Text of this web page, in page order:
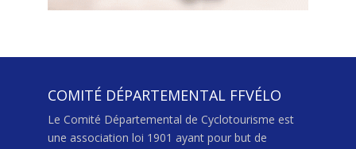
COMITÉ DÉPARTEMENTAL FFVÉLO
Le Comité Départemental de Cyclotourisme est
une association loi 1901 ayant pour but de